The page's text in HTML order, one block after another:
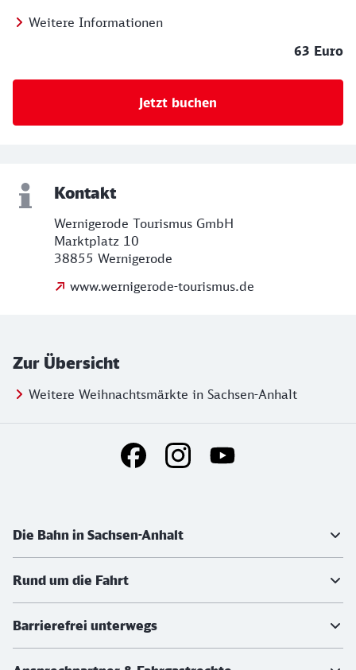
Weitere Informationen
63 Euro
Jetzt buchen
Kontakt
Wernigerode Tourismus GmbH
Marktplatz 10
38855 Wernigerode
www.wernigerode-tourismus.de
Zur Übersicht
Weitere Weihnachtsmärkte in Sachsen-Anhalt
Social Media Links
Die Bahn in Sachsen-Anhalt
Rund um die Fahrt
Barrierefrei unterwegs